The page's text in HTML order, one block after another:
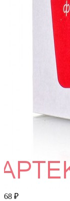
68 ₽